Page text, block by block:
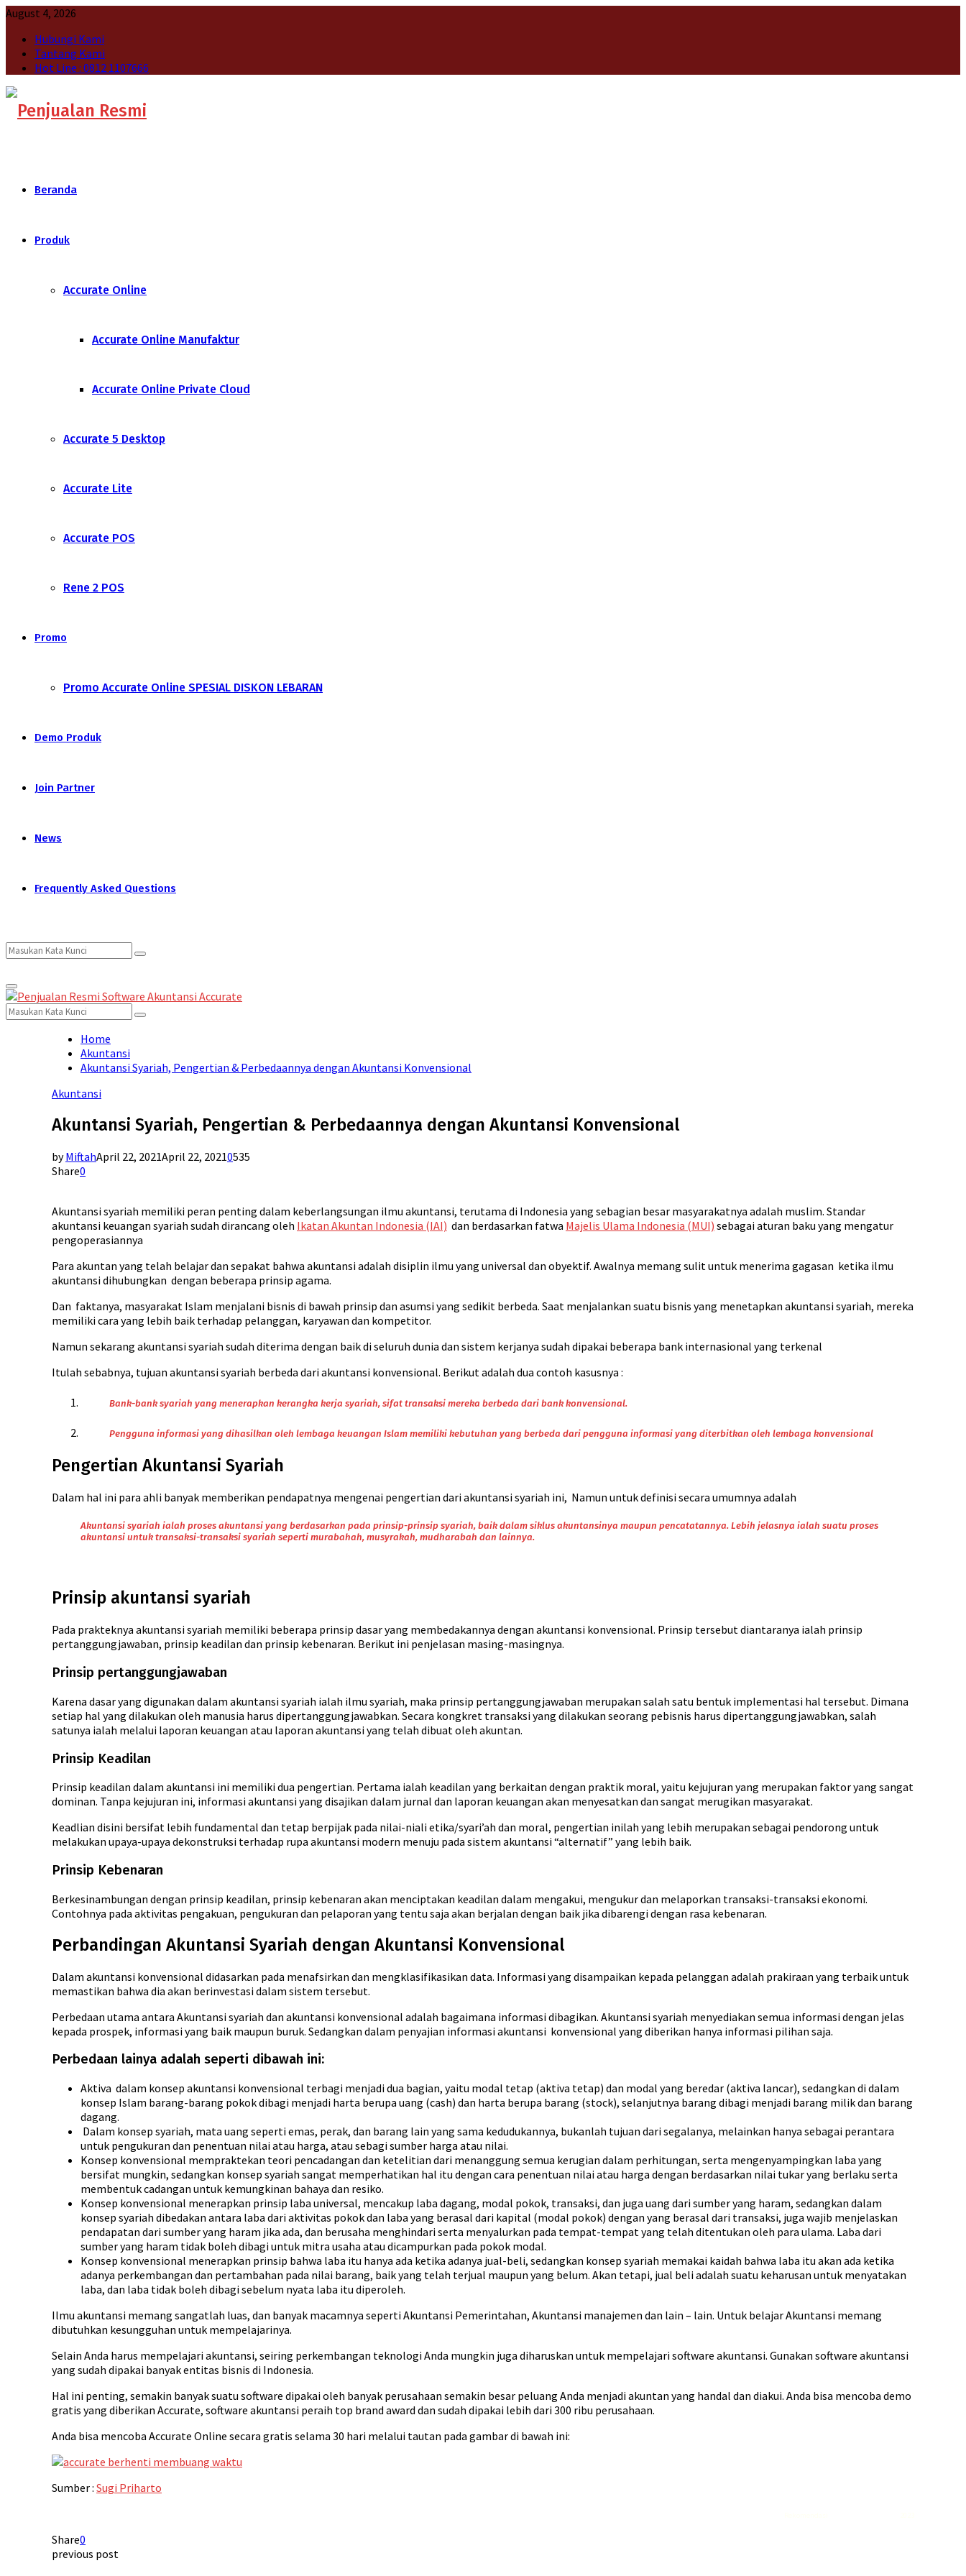
August 4, 2026
Hubungi Kami
Tantang Kami
Hot Line : 0812 1107666
Beranda
Produk
Accurate Online
Accurate Online Manufaktur
Accurate Online Private Cloud
Accurate 5 Desktop
Accurate Lite
Accurate POS
Rene 2 POS
Promo
Promo Accurate Online SPESIAL DISKON LEBARAN
Demo Produk
Join Partner
News
Frequently Asked Questions
Search
for:
Search
Primary
Menu
Search
for:
Search
Home
Akuntansi
Akuntansi Syariah, Pengertian & Perbedaannya dengan Akuntansi Konvensional
Akuntansi
Akuntansi Syariah, Pengertian & Perbedaannya dengan Akuntansi Konvensional
byMiftahApril 22, 2021April 22, 20210535
Share0
Akuntansi syariah memiliki peran penting dalam keberlangsungan ilmu akuntansi, terutama di Indonesia yang sebagian besar masyarakatnya adalah muslim. Standar
akuntansi keuangan syariah sudah dirancang oleh Ikatan Akuntan Indonesia (IAI) dan berdasarkan fatwa Majelis Ulama Indonesia (MUI) sebagai aturan baku yang mengatur
pengoperasiannya
Para akuntan yang telah belajar dan sepakat bahwa akuntansi adalah disiplin ilmu yang universal dan obyektif. Awalnya memang sulit untuk menerima gagasan ketika ilmu
akuntansi dihubungkan dengan beberapa prinsip agama.
Dan faktanya, masyarakat Islam menjalani bisnis di bawah prinsip dan asumsi yang sedikit berbeda. Saat menjalankan suatu bisnis yang menetapkan akuntansi syariah, mereka
memiliki cara yang lebih baik terhadap pelanggan, karyawan dan kompetitor.
Namun sekarang akuntansi syariah sudah diterima dengan baik di seluruh dunia dan sistem kerjanya sudah dipakai beberapa bank internasional yang terkenal
Itulah sebabnya, tujuan akuntansi syariah berbeda dari akuntansi konvensional. Berikut adalah dua contoh kasusnya :
Bank-bank syariah yang menerapkan kerangka kerja syariah, sifat transaksi mereka berbeda dari bank konvensional.
Pengguna informasi yang dihasilkan oleh lembaga keuangan Islam memiliki kebutuhan yang berbeda dari pengguna informasi yang diterbitkan oleh lembaga konvensional
Pengertian Akuntansi Syariah
Dalam hal ini para ahli banyak memberikan pendapatnya mengenai pengertian dari akuntansi syariah ini, Namun untuk definisi secara umumnya adalah
Akuntansi syariah ialah proses akuntansi yang berdasarkan pada prinsip-prinsip syariah, baik dalam siklus akuntansinya maupun pencatatannya. Lebih jelasnya ialah suatu proses
akuntansi untuk transaksi-transaksi syariah seperti murabahah, musyrakah, mudharabah dan lainnya.
Prinsip akuntansi syariah
Pada prakteknya akuntansi syariah memiliki beberapa prinsip dasar yang membedakannya dengan akuntansi konvensional. Prinsip tersebut diantaranya ialah prinsip
pertanggungjawaban, prinsip keadilan dan prinsip kebenaran. Berikut ini penjelasan masing-masingnya.
Prinsip pertanggungjawaban
Karena dasar yang digunakan dalam akuntansi syariah ialah ilmu syariah, maka prinsip pertanggungjawaban merupakan salah satu bentuk implementasi hal tersebut. Dimana
setiap hal yang dilakukan oleh manusia harus dipertanggungjawabkan. Secara kongkret transaksi yang dilakukan seorang pebisnis harus dipertanggungjawabkan, salah
satunya ialah melalui laporan keuangan atau laporan akuntansi yang telah dibuat oleh akuntan.
Prinsip Keadilan
Prinsip keadilan dalam akuntansi ini memiliki dua pengertian. Pertama ialah keadilan yang berkaitan dengan praktik moral, yaitu kejujuran yang merupakan faktor yang sangat
dominan. Tanpa kejujuran ini, informasi akuntansi yang disajikan dalam jurnal dan laporan keuangan akan menyesatkan dan sangat merugikan masyarakat.
Keadlian disini bersifat lebih fundamental dan tetap berpijak pada nilai-niali etika/syari’ah dan moral, pengertian inilah yang lebih merupakan sebagai pendorong untuk
melakukan upaya-upaya dekonstruksi terhadap rupa akuntansi modern menuju pada sistem akuntansi “alternatif” yang lebih baik.
Prinsip Kebenaran
Berkesinambungan dengan prinsip keadilan, prinsip kebenaran akan menciptakan keadilan dalam mengakui, mengukur dan melaporkan transaksi-transaksi ekonomi.
Contohnya pada aktivitas pengakuan, pengukuran dan pelaporan yang tentu saja akan berjalan dengan baik jika dibarengi dengan rasa kebenaran.
Perbandingan Akuntansi Syariah dengan Akuntansi Konvensional
Dalam akuntansi konvensional didasarkan pada menafsirkan dan mengklasifikasikan data. Informasi yang disampaikan kepada pelanggan adalah prakiraan yang terbaik untuk
memastikan bahwa dia akan berinvestasi dalam sistem tersebut.
Perbedaan utama antara Akuntansi syariah dan akuntansi konvensional adalah bagaimana informasi dibagikan. Akuntansi syariah menyediakan semua informasi dengan jelas
kepada prospek, informasi yang baik maupun buruk. Sedangkan dalam penyajian informasi akuntansi konvensional yang diberikan hanya informasi pilihan saja.
Perbedaan lainya adalah seperti dibawah ini:
Aktiva dalam konsep akuntansi konvensional terbagi menjadi dua bagian, yaitu modal tetap (aktiva tetap) dan modal yang beredar (aktiva lancar), sedangkan di dalam
konsep Islam barang-barang pokok dibagi menjadi harta berupa uang (cash) dan harta berupa barang (stock), selanjutnya barang dibagi menjadi barang milik dan barang
dagang.
Dalam konsep syariah, mata uang seperti emas, perak, dan barang lain yang sama kedudukannya, bukanlah tujuan dari segalanya, melainkan hanya sebagai perantara
untuk pengukuran dan penentuan nilai atau harga, atau sebagi sumber harga atau nilai.
Konsep konvensional mempraktekan teori pencadangan dan ketelitian dari menanggung semua kerugian dalam perhitungan, serta mengenyampingkan laba yang
bersifat mungkin, sedangkan konsep syariah sangat memperhatikan hal itu dengan cara penentuan nilai atau harga dengan berdasarkan nilai tukar yang berlaku serta
membentuk cadangan untuk kemungkinan bahaya dan resiko.
Konsep konvensional menerapkan prinsip laba universal, mencakup laba dagang, modal pokok, transaksi, dan juga uang dari sumber yang haram, sedangkan dalam
konsep syariah dibedakan antara laba dari aktivitas pokok dan laba yang berasal dari kapital (modal pokok) dengan yang berasal dari transaksi, juga wajib menjelaskan
pendapatan dari sumber yang haram jika ada, dan berusaha menghindari serta menyalurkan pada tempat-tempat yang telah ditentukan oleh para ulama. Laba dari
sumber yang haram tidak boleh dibagi untuk mitra usaha atau dicampurkan pada pokok modal.
Konsep konvensional menerapkan prinsip bahwa laba itu hanya ada ketika adanya jual-beli, sedangkan konsep syariah memakai kaidah bahwa laba itu akan ada ketika
adanya perkembangan dan pertambahan pada nilai barang, baik yang telah terjual maupun yang belum. Akan tetapi, jual beli adalah suatu keharusan untuk menyatakan
laba, dan laba tidak boleh dibagi sebelum nyata laba itu diperoleh.
Ilmu akuntansi memang sangatlah luas, dan banyak macamnya seperti Akuntansi Pemerintahan, Akuntansi manajemen dan lain – lain. Untuk belajar Akuntansi memang
dibutuhkan kesungguhan untuk mempelajarinya.
Selain Anda harus mempelajari akuntansi, seiring perkembangan teknologi Anda mungkin juga diharuskan untuk mempelajari software akuntansi. Gunakan software akuntansi
yang sudah dipakai banyak entitas bisnis di Indonesia.
Hal ini penting, semakin banyak suatu software dipakai oleh banyak perusahaan semakin besar peluang Anda menjadi akuntan yang handal dan diakui. Anda bisa mencoba demo
gratis yang diberikan Accurate, software akuntansi peraih top brand award dan sudah dipakai lebih dari 300 ribu perusahaan.
Anda bisa mencoba Accurate Online secara gratis selama 30 hari melalui tautan pada gambar di bawah ini:
Sumber : Sugi Priharto
Share0
previous post